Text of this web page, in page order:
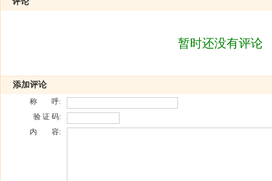
暂时还没有评论
添加评论
称 呼:
验 证 码:
内 容: